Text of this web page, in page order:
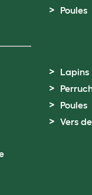
Poules
Lapins
Poules
Vers